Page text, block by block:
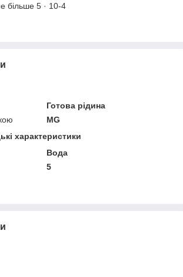
більше 5 · 10-4
Готова рідина
MG
характеристики
Вода
5